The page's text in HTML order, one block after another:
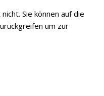
Sie können auf die
um zur